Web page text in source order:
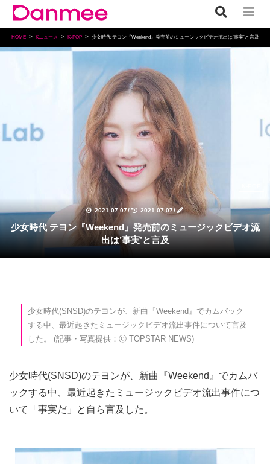
HOME Kニュース K-POP 少女時代 テヨン『Weekend』発売前のミュージックビデオ流出は’事実’と言及
2021.07.07/ 2021.07.07/
少女時代 テヨン『Weekend』発売前のミュージックビデオ流
出は’事実’と言及
少女時代(SNSD)のテヨンが、新曲『Weekend』でカムバック
する中、最近起きたミュージックビデオ流出事件について言及
した。 (記事・写真提供：ⓒ TOPSTAR NEWS)
少女時代(SNSD)のテヨンが、新曲『Weekend』でカムバ
ックする中、最近起きたミュージックビデオ流出事件につ
いて「事実だ」と自ら言及した。